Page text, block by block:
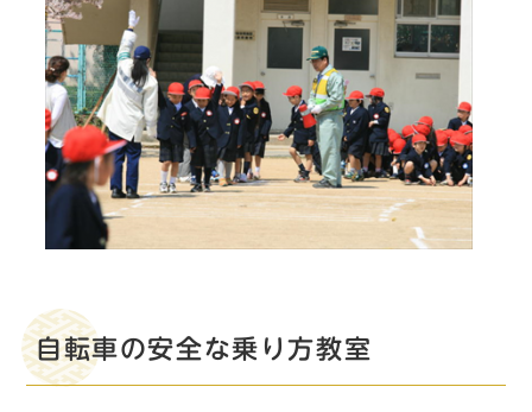
自転車の安全な乗り方教室